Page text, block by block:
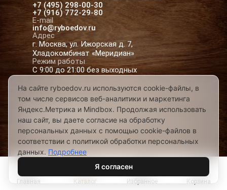
+7 (495) 298-00-30
+7 (916) 772-29-80
E-mail
info@ryboedov.ru
Адрес
г. Москва, ул. Ижорская д. 7,
Хладокомбинат «Меридиан»
Режим работы
С 9:00 до 21:00 без выходных
© 2026,Рыбоедовъ— доставка рыбы и
морепродуктов в Москве
Предложения на сайте не являются офертой
Разработано в
Главная Каталог Избранное Корзина
На сайте ryboedov.ru используются cookie-файлы, в
том числе сервисов веб-аналитики и маркетинга
Яндекс.Метрика и Mindbox. Продолжая использовать
наш сайт, вы даете согласие на обработку
персональных данных с помощью cookie-файлов в
соответствии с политикой обработки персональных
данных. Подробнее
Я согласен